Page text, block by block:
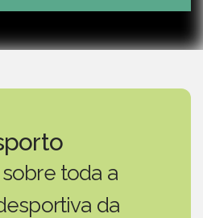
Mute
toda a
da